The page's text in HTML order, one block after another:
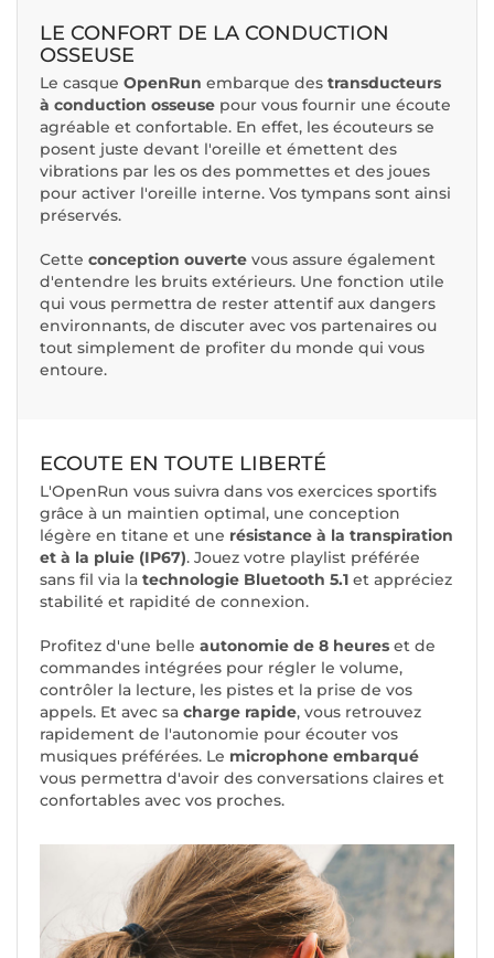
LE CONFORT DE LA CONDUCTION
OSSEUSE
Le casque OpenRun embarque des transducteurs
à conduction osseuse pour vous fournir une écoute
agréable et confortable. En effet, les écouteurs se
posent juste devant l'oreille et émettent des
vibrations par les os des pommettes et des joues
pour activer l'oreille interne. Vos tympans sont ainsi
préservés.
Cette conception ouverte vous assure également
d'entendre les bruits extérieurs. Une fonction utile
qui vous permettra de rester attentif aux dangers
environnants, de discuter avec vos partenaires ou
tout simplement de profiter du monde qui vous
entoure.
ECOUTE EN TOUTE LIBERTÉ
L'OpenRun vous suivra dans vos exercices sportifs
grâce à un maintien optimal, une conception
légère en titane et une résistance à la transpiration
et à la pluie (IP67). Jouez votre playlist préférée
sans fil via la technologie Bluetooth 5.1 et appréciez
stabilité et rapidité de connexion.
Profitez d'une belle autonomie de 8 heures et de
commandes intégrées pour régler le volume,
contrôler la lecture, les pistes et la prise de vos
appels. Et avec sa charge rapide, vous retrouvez
rapidement de l'autonomie pour écouter vos
musiques préférées. Le microphone embarqué
vous permettra d'avoir des conversations claires et
confortables avec vos proches.